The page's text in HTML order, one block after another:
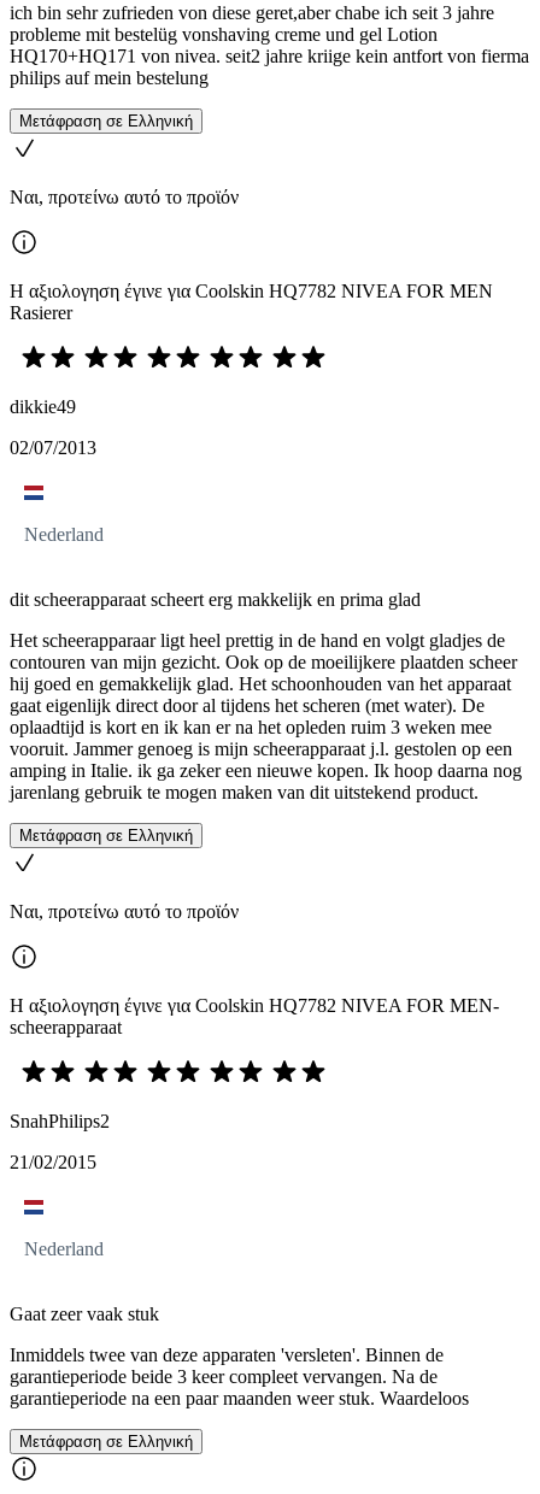
ich bin sehr zufrieden von diese geret,aber chabe ich seit 3 jahre
probleme mit bestelüg vonshaving creme und gel Lotion
HQ170+HQ171 von nivea. seit2 jahre kriige kein antfort von fierma
philips auf mein bestelung
Μετάφραση σε Ελληνική
Ναι, προτείνω αυτό το προϊόν
Η αξιολογηση έγινε για Coolskin HQ7782 NIVEA FOR MEN
Rasierer
dikkie49
02/07/2013
Nederland
dit scheerapparaat scheert erg makkelijk en prima glad
Het scheerapparaar ligt heel prettig in de hand en volgt gladjes de
contouren van mijn gezicht. Ook op de moeilijkere plaatden scheer
hij goed en gemakkelijk glad. Het schoonhouden van het apparaat
gaat eigenlijk direct door al tijdens het scheren (met water). De
oplaadtijd is kort en ik kan er na het opleden ruim 3 weken mee
vooruit. Jammer genoeg is mijn scheerapparaat j.l. gestolen op een
amping in Italie. ik ga zeker een nieuwe kopen. Ik hoop daarna nog
jarenlang gebruik te mogen maken van dit uitstekend product.
Μετάφραση σε Ελληνική
Ναι, προτείνω αυτό το προϊόν
Η αξιολογηση έγινε για Coolskin HQ7782 NIVEA FOR MEN-
scheerapparaat
SnahPhilips2
21/02/2015
Nederland
Gaat zeer vaak stuk
Inmiddels twee van deze apparaten 'versleten'. Binnen de
garantieperiode beide 3 keer compleet vervangen. Na de
garantieperiode na een paar maanden weer stuk. Waardeloos
Μετάφραση σε Ελληνική